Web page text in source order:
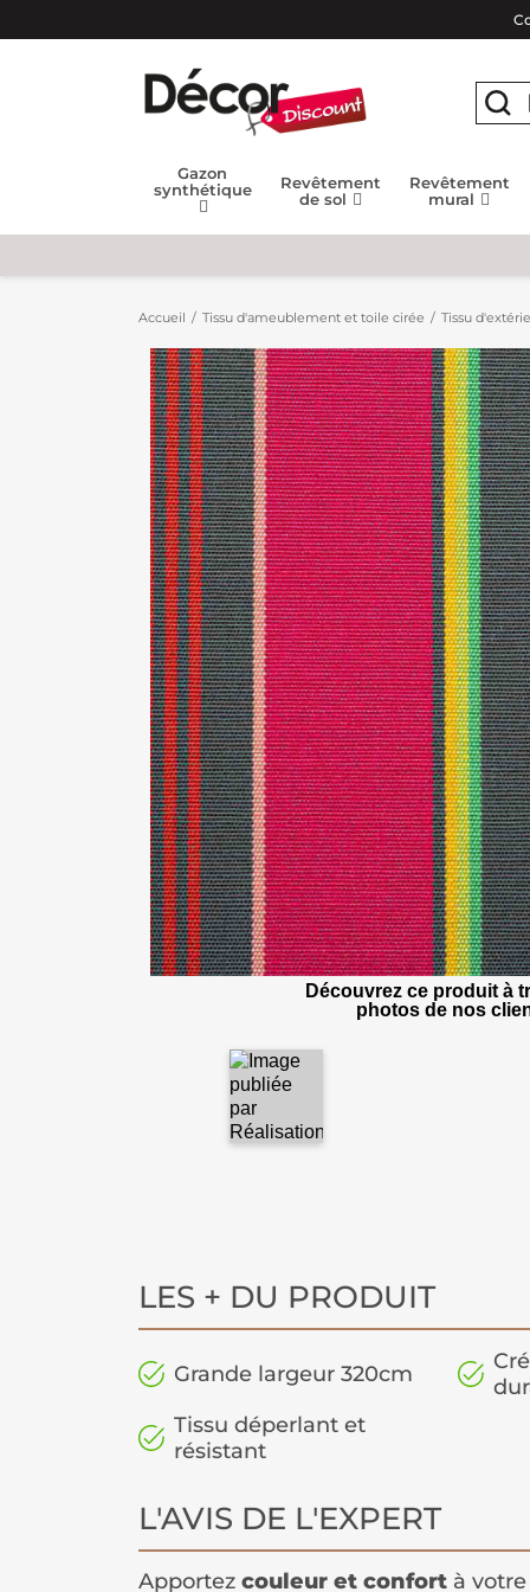
Gazon
synthétique
Revêtement
de sol
Revêtement
mural
Accueil Tissu d'ameublement et toile cirée Tissu
Découvrez ce produit à
photos de nos
LES + DU PRODUIT
Grande largeur 320cm
Tissu déperlant et
résistant
L'AVIS DE L'EXPERT
Apportez couleur et confort à